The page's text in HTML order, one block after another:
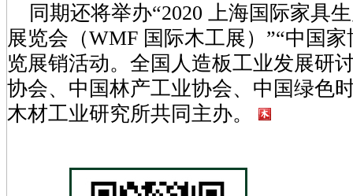
同期还将举办“2020 上海国际家具
展览会（WMF 国际木工展）”“中国
览展销活动。全国人造板工业发展研
协会、中国林产工业协会、中国绿色
木材工业研究所共同主办。